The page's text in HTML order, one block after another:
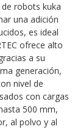
de robots kuka
una adición
es ideal
ofrece alto
a su
generación,
nivel de
con cargas
500 mm,
al polvo y al